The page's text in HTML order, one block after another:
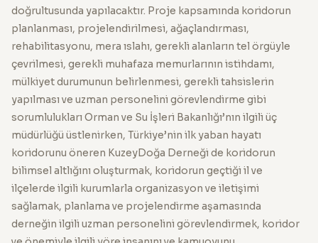
doğrultusunda yapılacaktır. Proje kapsamında koridorun
planlanması, projelendirilmesi, ağaçlandırması,
rehabilitasyonu, mera ıslahı, gerekli alanların tel örgüyle
çevrilmesi, gerekli muhafaza memurlarının istihdamı,
mülkiyet durumunun belirlenmesi, gerekli tahsislerin
yapılması ve uzman personelini görevlendirme gibi
sorumlulukları Orman ve Su İşleri Bakanlığı’nın ilgili üç
müdürlüğü üstlenirken, Türkiye’nin ilk yaban hayatı
koridorunu öneren KuzeyDoğa Derneği de koridorun
bilimsel altlığını oluşturmak, koridorun geçtiği il ve
ilçelerde ilgili kurumlarla organizasyon ve iletişimi
sağlamak, planlama ve projelendirme aşamasında
derneğin ilgili uzman personelini görevlendirmek, koridor